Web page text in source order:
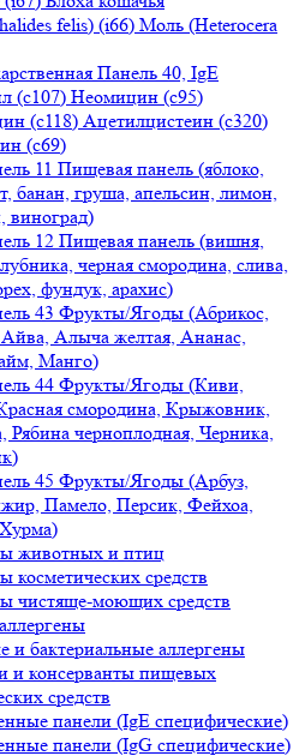
felis) (i66) Моль (Heterocera
Панель 40, IgE
(с107) Неомицин (c95)
(с118) Ацетилцистеин (с320)
(с69)
11 Пищевая панель (яблоко,
банан, груша, апельсин, лимон,
виноград)
12 Пищевая панель (вишня,
черная смородина, слива,
фундук, арахис)
43 Фрукты/Ягоды (Абрикос,
Алыча желтая, Ананас,
Манго)
44 Фрукты/Ягоды (Киви,
смородина, Крыжовник,
Рябина черноплодная, Черника,
45 Фрукты/Ягоды (Арбуз,
Памело, Персик, Фейхоа,
животных и птиц
косметических средств
чистяще-моющих средств
и бактериальные аллергены
и консерванты пищевых
средств
панели (IgE специфические)
панели (IgG специфические)